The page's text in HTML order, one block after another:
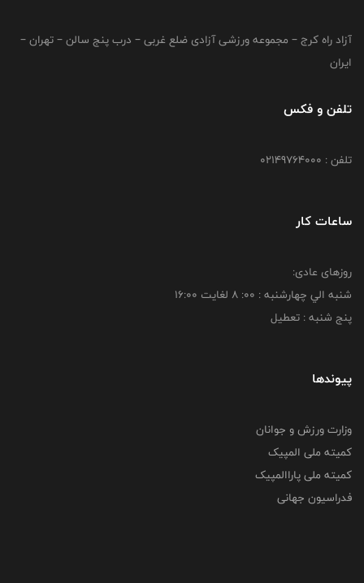
آزاد راه کرج – مجموعه ورزشی آزادی ضلع غربی – درب پنج سالن – تهران –
ایران
تلفن و فکس
تلفن : 02149764000
ساعات کار
روزهای عادی:
شنبه الي چهارشنبه : 00: 8 لغايت 16:00
پنج شنبه : تعطیل
پیوندها
وزارت ورزش و جوانان
کمیته ملی المپیک
کمیته ملی پاراالمپیک
فدراسیون جهانی